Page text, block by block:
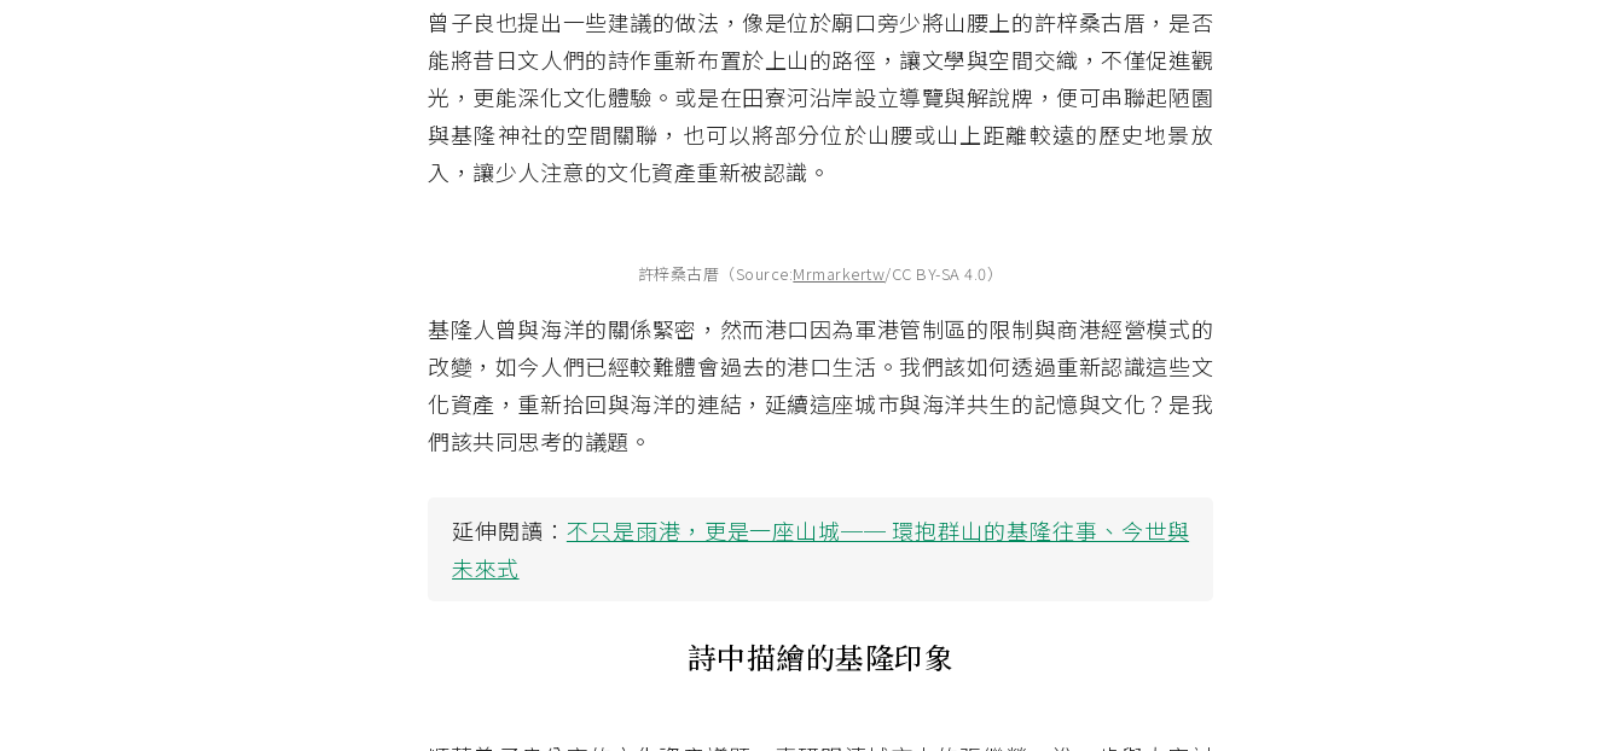
曾子良也提出一些建議的做法，像是位於廟口旁少將山腰上的許梓桑古厝，是否
能將昔日文人們的詩作重新布置於上山的路徑，讓文學與空間交織，不僅促進觀
光，更能深化文化體驗。或是在田寮河沿岸設立導覽與解說牌，便可串聯起陋園
與基隆神社的空間關聯，也可以將部分位於山腰或山上距離較遠的歷史地景放
入，讓少人注意的文化資產重新被認識。
許梓桑古厝（Source:Mrmarkertw/CC BY-SA 4.0）
基隆人曾與海洋的關係緊密，然而港口因為軍港管制區的限制與商港經營模式的
改變，如今人們已經較難體會過去的港口生活。我們該如何透過重新認識這些文
化資產，重新拾回與海洋的連結，延續這座城市與海洋共生的記憶與文化？是我
們該共同思考的議題。
延伸閱讀： 不只是雨港，更是一座山城── 環抱群山的基隆往事、今世與
未來式
詩中描繪的基隆印象